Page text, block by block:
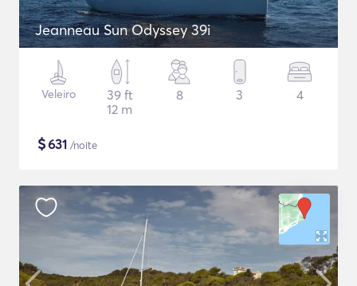
Jeanneau Sun Odyssey 39i
Veleiro
39 ft
12 m
8 3 4
$631 /noite